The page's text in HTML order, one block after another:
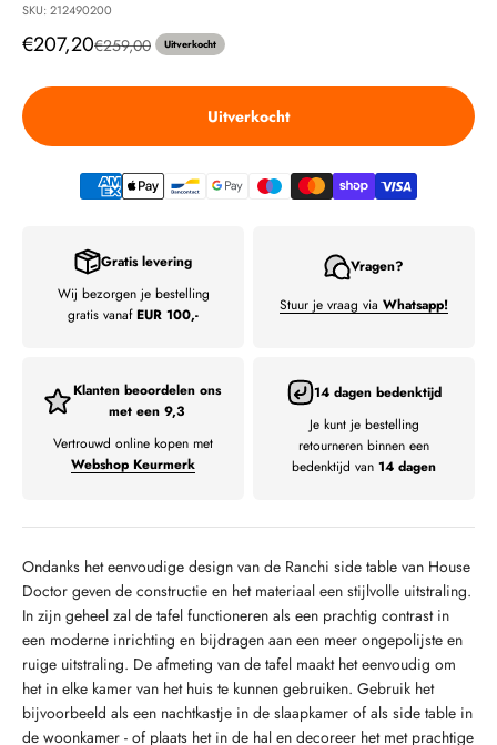
SKU: 212490200
Aanbiedingsprijs
€207,20Normale prijs
€259,00 Uitverkocht
Uitverkocht
Gratis levering
Wij bezorgen je bestelling
gratis vanafEUR 100,-
Vragen?
Stuur je vraag via Whatsapp!
Klanten beoordelen ons
met een 9,3
Vertrouwd online kopen met
Webshop Keurmerk
14 dagen bedenktijd
Je kunt je bestelling
retourneren binnen een
bedenktijd van 14 dagen
Ondanks het eenvoudige design van de Ranchi side table van House
Doctor geven de constructie en het materiaal een stijlvolle uitstraling.
In zijn geheel zal de tafel functioneren als een prachtig contrast in
een moderne inrichting en bijdragen aan een meer ongepolijste en
ruige uitstraling. De afmeting van de tafel maakt het eenvoudig om
het in elke kamer van het huis te kunnen gebruiken. Gebruik het
bijvoorbeeld als een nachtkastje in de slaapkamer of als side table in
de woonkamer - of plaats het in de hal en decoreer het met prachtige